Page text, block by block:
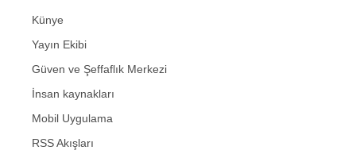
Künye
Yayın Ekibi
Güven ve Şeffaflık Merkezi
İnsan kaynakları
Mobil Uygulama
RSS Akışları